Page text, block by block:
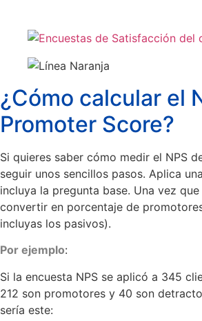
¿Cómo calcular el
Promoter Score?
Si quieres saber cómo medir el NPS
seguir unos sencillos pasos. Aplica
incluya la pregunta base. Una vez
convertir en porcentaje de
incluyas los pasivos).
Por ejemplo:
Si la encuesta NPS se aplicó a 345
212 son promotores y 40 son
sería este: